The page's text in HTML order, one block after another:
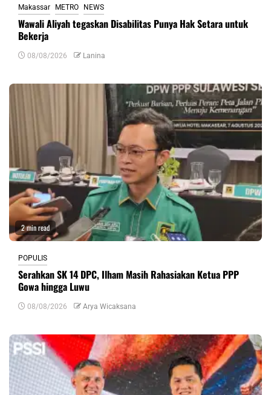
Makassar METRO NEWS
Wawali Aliyah tegaskan Disabilitas Punya Hak Setara untuk
Bekerja
08/08/2026 Lanina
2 min read
POPULIS
Serahkan SK 14 DPC, Ilham Masih Rahasiakan Ketua PPP
Gowa hingga Luwu
08/08/2026 Arya Wicaksana